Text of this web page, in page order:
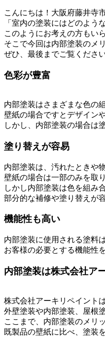
こんにちは！大阪府藤井寺
「室内の塗装にはどのよう
このようにお考えの方もい
そこで今回は内部塗装のメ
ぜひ、最後までご覧ください
色彩が豊富
内部塗装はさまざまな色の
壁紙の場合ですとデザイン
しかし、内部塗装の場合は
塗り替えが容易
内部塗装は、汚れたときや
壁紙の場合は一部のみを取
しかし内部塗装は色を組み
部分的な補修や塗り替えが
機能性も高い
内部塗装に使用される塗料
お客様の必要とする機能性
内部塗装は株式会社ア
株式会社アーキリペイント
外壁塗装や内部塗装、屋根
ここまで、内部塗装のメリ
既製品の壁紙に比べ、塗装